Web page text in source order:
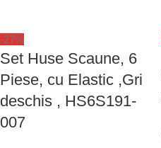
-27%
Set Huse Scaune, 6
Piese, cu Elastic ,Gri
deschis , HS6S191-
007